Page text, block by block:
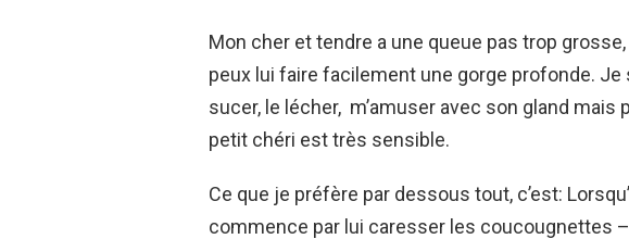
Mon cher et tendre a une queue pas trop
peux lui faire facilement une gorge profonde. Je
sucer, le lécher, m’amuser avec son gland mais
petit chéri est très sensible.
Ce que je préfère par dessous tout, c’est:
commence par lui caresser les coucougnettes